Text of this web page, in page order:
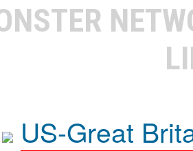
US-Great